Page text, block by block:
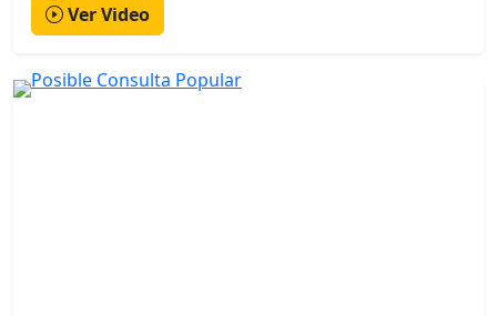
Ver Video